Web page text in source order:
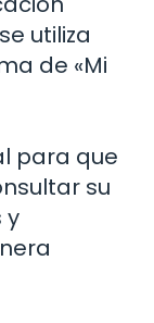
utiliza
de «Mi
para que
su
y